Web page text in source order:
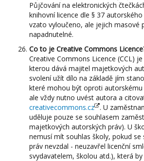
Půjčování na elektronických
knihovní licence dle § 37
vzato vyloučeno, ale jejich masové
napadnutelné.
Co to je Creative Commons
Creative Commons Licence (CCL)
kterou dává majitel majetkových
svolení užít dílo na základě jím
které mohou být oproti autorskému
ale vždy nutno uvést autora a
creativecommons.cz
. U
uděluje pouze se souhlasem
majetkových autorských práv). U
nemusí mít souhlas školy, pokud se
práv nevzdal - neuzavřel licenční
svydavatelem, školou atd.), která